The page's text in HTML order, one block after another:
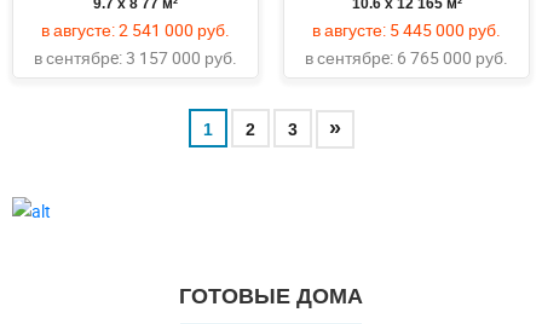
в августе:2 541 000 руб.
в сентябрe:3 157 000 руб.
в августе: 5 445 000 руб.
в сентябрe: 6 765 000 руб.
1 2 3 »
ГОТОВЫЕ ДОМА